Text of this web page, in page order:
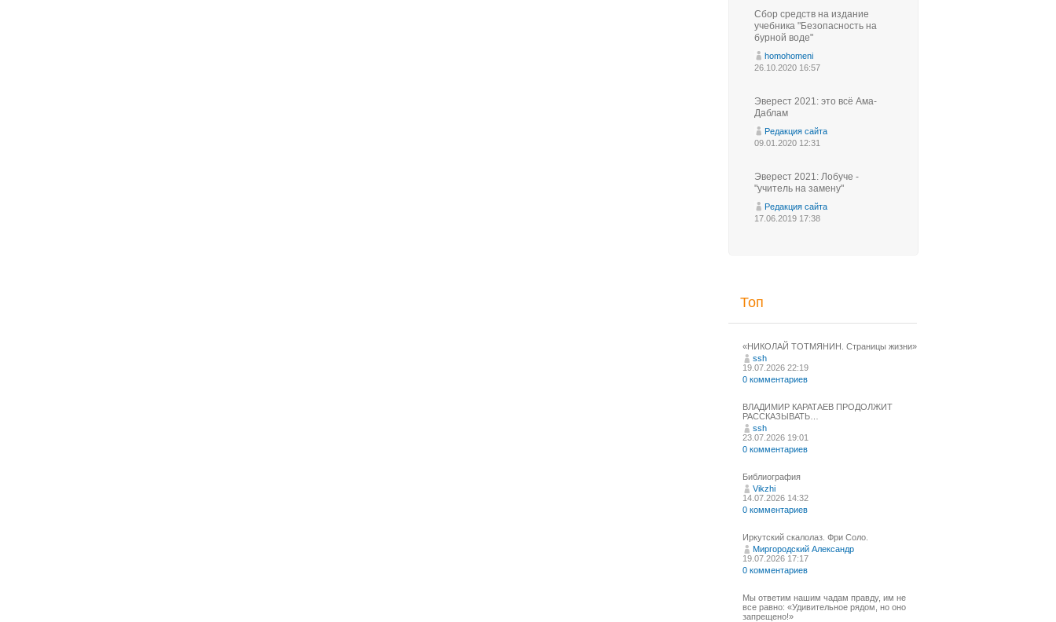
Сбор средств на издание
учебника "Безопасность на
бурной воде"
homohomeni
26.10.2020 16:57
Эверест 2021: это всё Ама-
Даблам
Редакция сайта
09.01.2020 12:31
Эверест 2021: Лобуче -
"учитель на замену"
Редакция сайта
17.06.2019 17:38
Топ
«НИКОЛАЙ ТОТМЯНИН. Страницы жизни»
ssh
19.07.2026 22:19
0 комментариев
ВЛАДИМИР КАРАТАЕВ ПРОДОЛЖИТ
РАССКАЗЫВАТЬ…
ssh
23.07.2026 19:01
0 комментариев
Библиография
Vikzhi
14.07.2026 14:32
0 комментариев
Иркутский скалолаз. Фри Соло.
Миргородский Александр
19.07.2026 17:17
0 комментариев
Мы ответим нашим чадам правду, им не
все равно: «Удивительное рядом, но оно
запрещено!»